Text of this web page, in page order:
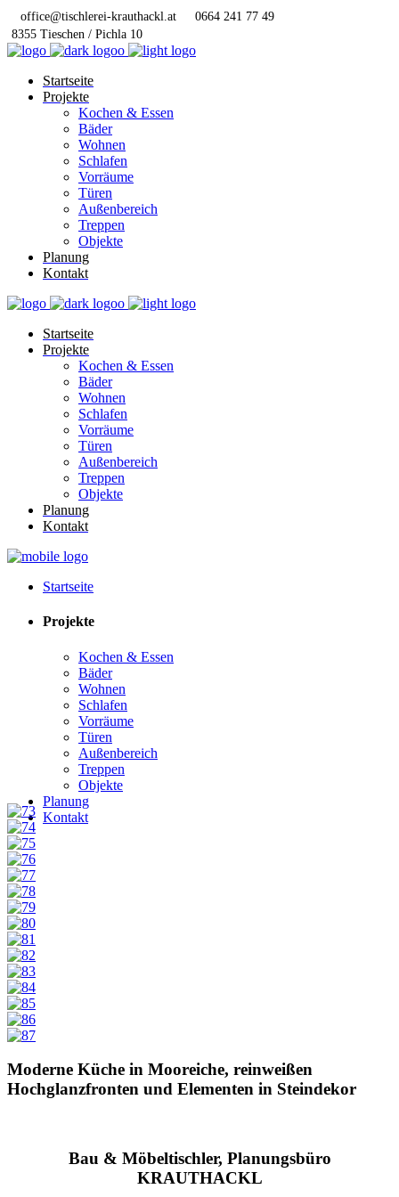
office@tischlerei-krauthackl.at
0664 241 77 49
8355 Tieschen / Pichla 10
Startseite
Projekte
Kochen & Essen
Bäder
Wohnen
Schlafen
Vorräume
Türen
Außenbereich
Treppen
Objekte
Planung
Kontakt
Startseite
Projekte
Kochen & Essen
Bäder
Wohnen
Schlafen
Vorräume
Türen
Außenbereich
Treppen
Objekte
Planung
Kontakt
Startseite
Projekte
Kochen & Essen
Bäder
Wohnen
Schlafen
Vorräume
Türen
Außenbereich
Treppen
Objekte
Planung
Kontakt
Moderne Küche in Mooreiche, reinweißen
Hochglanzfronten und Elementen in Steindekor
Bau & Möbeltischler, Planungsbüro
KRAUTHACKL